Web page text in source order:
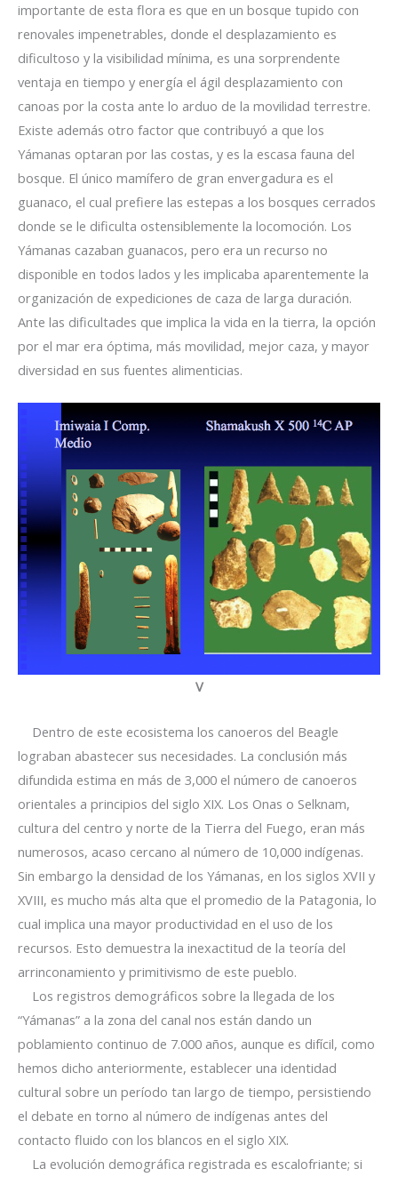
importante de esta flora es que en un bosque tupido con
renovales impenetrables, donde el desplazamiento es
dificultoso y la visibilidad mínima, es una sorprendente
ventaja en tiempo y energía el ágil desplazamiento con
canoas por la costa ante lo arduo de la movilidad terrestre.
Existe además otro factor que contribuyó a que los
Yámanas optaran por las costas, y es la escasa fauna del
bosque. El único mamífero de gran envergadura es el
guanaco, el cual prefiere las estepas a los bosques cerrados
donde se le dificulta ostensiblemente la locomoción. Los
Yámanas cazaban guanacos, pero era un recurso no
disponible en todos lados y les implicaba aparentemente la
organización de expediciones de caza de larga duración.
Ante las dificultades que implica la vida en la tierra, la opción
por el mar era óptima, más movilidad, mejor caza, y mayor
diversidad en sus fuentes alimenticias.
V
Dentro de este ecosistema los canoeros del Beagle
lograban abastecer sus necesidades. La conclusión más
difundida estima en más de 3,000 el número de canoeros
orientales a principios del siglo XIX. Los Onas o Selknam,
cultura del centro y norte de la Tierra del Fuego, eran más
numerosos, acaso cercano al número de 10,000 indígenas.
Sin embargo la densidad de los Yámanas, en los siglos XVII y
XVIII, es mucho más alta que el promedio de la Patagonia, lo
cual implica una mayor productividad en el uso de los
recursos. Esto demuestra la inexactitud de la teoría del
arrinconamiento y primitivismo de este pueblo.
Los registros demográficos sobre la llegada de los
“Yámanas” a la zona del canal nos están dando un
poblamiento continuo de 7.000 años, aunque es difícil, como
hemos dicho anteriormente, establecer una identidad
cultural sobre un período tan largo de tiempo, persistiendo
el debate en torno al número de indígenas antes del
contacto fluido con los blancos en el siglo XIX.
La evolución demográfica registrada es escalofriante; si